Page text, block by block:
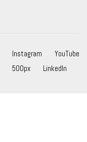
Instagram
YouTube
500px LinkedIn